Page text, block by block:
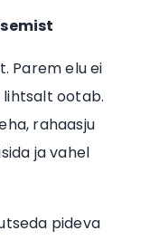
Parem elu ei
ootab.
rahaasju
ja vahel
pideva